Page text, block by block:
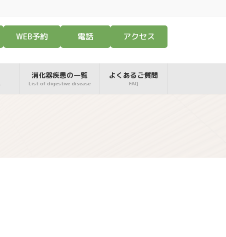
WEB予約 電話 アクセス
消化器疾患の一覧
List of digestive disease
よくあるご質問
FAQ